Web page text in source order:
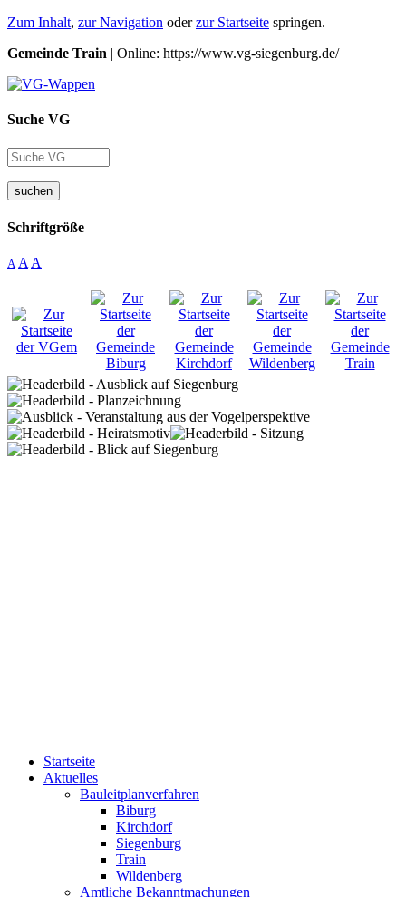
Zum Inhalt, zur Navigation oderzur Startseite springen.
Gemeinde Train | Online: https://www.vg-siegenburg.de/
Suche VG
suchen
Schriftgröße
A A A
Startseite
Aktuelles
Bauleitplanverfahren
Biburg
Kirchdorf
Siegenburg
Train
Wildenberg
Amtliche Bekanntmachungen